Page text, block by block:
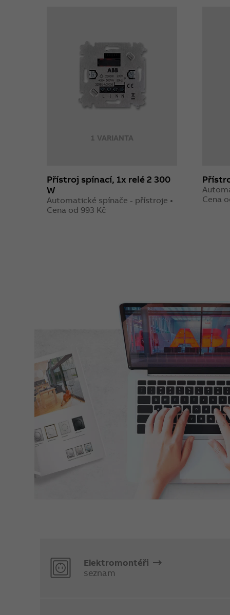
1 VARIANTA
Přístroj spínací, 1x relé 2 300
W
Automatické spínače - přístroje •
Cena od 993 Kč
Cena
Elektromontéři
seznam